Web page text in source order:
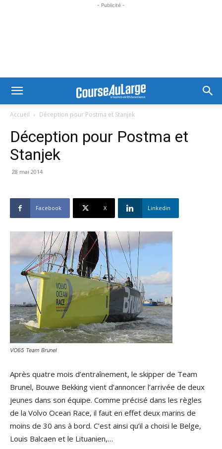
- Publicité -
Accueil Déception pour Postma et Stanjek
Déception pour Postma et
Stanjek
28 mai 2014
Facebook X Linkedin
VO65 Team Brunel
Après quatre mois d’entraînement, le skipper de Team
Brunel, Bouwe Bekking vient d’annoncer l’arrivée de deux
jeunes dans son équipe. Comme précisé dans les règles
de la Volvo Ocean Race, il faut en effet deux marins de
moins de 30 ans à bord. C’est ainsi qu’il a choisi le Belge,
Louis Balcaen et le Lituanien,…